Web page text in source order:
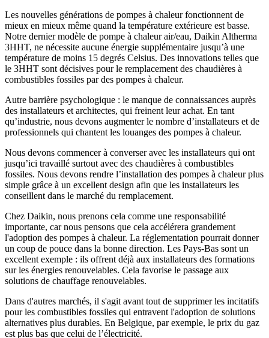
Les nouvelles générations de pompes à chaleur fonctionnent de
mieux en mieux même quand la température extérieure est basse.
Notre dernier modèle de pompe à chaleur air/eau, Daikin Altherma
3HHT, ne nécessite aucune énergie supplémentaire jusqu’à une
température de moins 15 degrés Celsius. Des innovations telles que
le 3HHT sont décisives pour le remplacement des chaudières à
combustibles fossiles par des pompes à chaleur.
Autre barrière psychologique : le manque de connaissances auprès
des installateurs et architectes, qui freinent leur achat. En tant
qu’industrie, nous devons augmenter le nombre d’installateurs et de
professionnels qui chantent les louanges des pompes à chaleur.
Nous devons commencer à converser avec les installateurs qui ont
jusqu’ici travaillé surtout avec des chaudières à combustibles
fossiles. Nous devons rendre l’installation des pompes à chaleur plus
simple grâce à un excellent design afin que les installateurs les
conseillent dans le marché du remplacement.
Chez Daikin, nous prenons cela comme une responsabilité
importante, car nous pensons que cela accélérera grandement
l'adoption des pompes à chaleur. La réglementation pourrait donner
un coup de pouce dans la bonne direction. Les Pays-Bas sont un
excellent exemple : ils offrent déjà aux installateurs des formations
sur les énergies renouvelables. Cela favorise le passage aux
solutions de chauffage renouvelables.
Dans d'autres marchés, il s'agit avant tout de supprimer les incitatifs
pour les combustibles fossiles qui entravent l'adoption de solutions
alternatives plus durables. En Belgique, par exemple, le prix du gaz
est plus bas que celui de l’électricité.